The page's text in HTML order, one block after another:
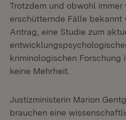
Trotzdem und obwohl immer
erschütternde Fälle bekannt
Antrag, eine Studie zum
kriminologischen Forschung
keine Mehrheit.
Justizministerin Marion
brauchen eine